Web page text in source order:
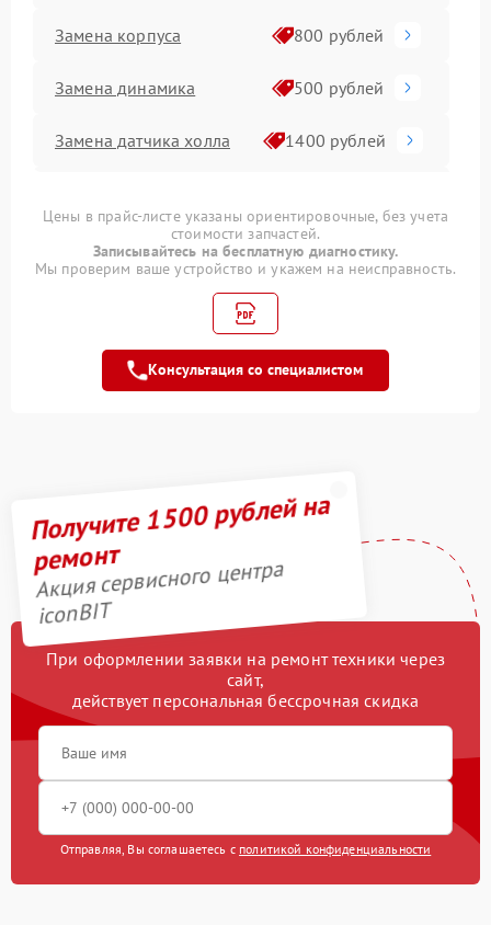
Замена корпуса 800 рублей
Замена динамика 500 рублей
Замена датчика холла 1400 рублей
Замена транзисторов 1500 рублей
Замена аккумулятора
Прошивка 1200 рублей
Гидроизоляция 1200 рублей
Апгрейд
Выравнивание колеса
Выравнивание ступицы 1400 рублей
Цены в прайс-листе указаны ориентировочные, без учета
стоимости запчастей.
Записывайтесь на бесплатную диагностику.
Мы проверим ваше устройство и укажем на неисправность.
Консультация со специалистом
Получите 1500 рублей на
ремонт
Акция сервисного центра
iconBIT
При оформлении заявки на ремонт техники через
сайт,
действует персональная бессрочная скидка
Отправляя, Вы соглашаетесь с политикой конфиденциальности